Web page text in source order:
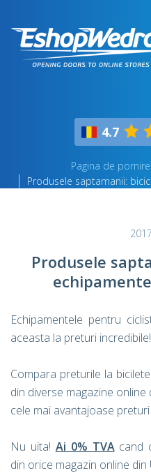
4.7
Pagina de pornire
Produsele saptamanii:
Produsele
Echipamentele pentru
aceasta la preturi incredibile!
Compara preturile la
din diverse magazine
cele mai avantajoase
Nu uita! Ai 0% TVAcand
din orice magazin online din